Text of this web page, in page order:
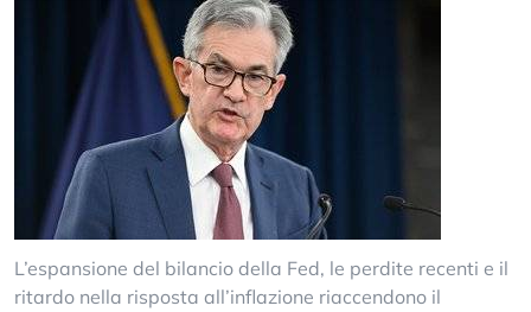
L’espansione del bilancio della Fed, le perdite recenti e il
ritardo nella risposta all’inflazione riaccendono il